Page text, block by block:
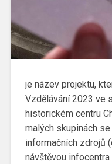
je název projektu,
Vzdělávání 2023 ve
historickém centru
malých skupinách
informačních zdrojů
návštěvou